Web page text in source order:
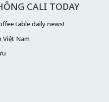
CALI TODAY
table daily news!
Việt Nam